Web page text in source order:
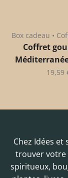
Box cadeau •
Coffret
19,59
Chez Idées
trouver votre
spiritueux,